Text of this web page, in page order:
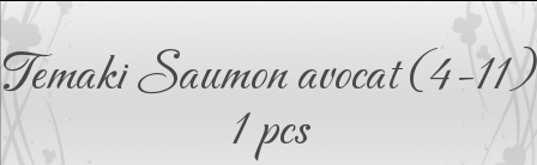
Temaki Saumon avocat (4-11)
1 pcs